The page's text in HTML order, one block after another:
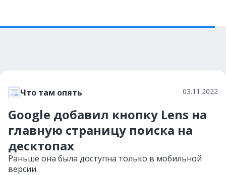
Что там опять 03.11.2022
Google добавил кнопку Lens на
главную страницу поиска на
десктопах
Раньше она была доступна только в мобильной
версии.